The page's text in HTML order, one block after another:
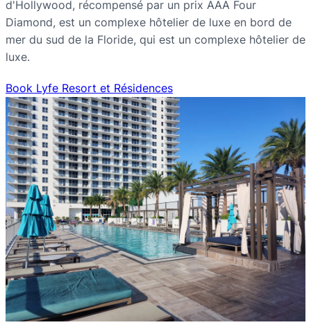
d'Hollywood, récompensé par un prix AAA Four
Diamond, est un complexe hôtelier de luxe en bord de
mer du sud de la Floride, qui est un complexe hôtelier de
luxe.
Book Lyfe Resort et Résidences